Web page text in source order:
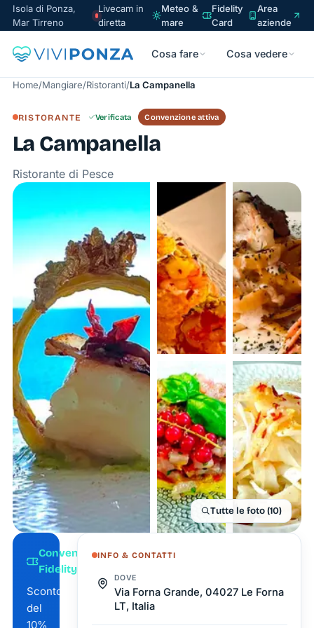
Isola di Ponza,
Mar Tirreno
Livecam in
diretta
Meteo &
mare
Fidelity
Card
Area
aziende
Cosa fare Cosa vedere
Home/Mangiare/Ristoranti/La Campanella
RISTORANTE Verificata Convenzione attiva
La Campanella
Ristorante di Pesce
Tutte le foto (10)
Convenzione
Fidelity Card
Sconto
del
10%
INFO & CONTATTI
DOVE
Via Forna Grande, 04027 Le Forna
LT, Italia